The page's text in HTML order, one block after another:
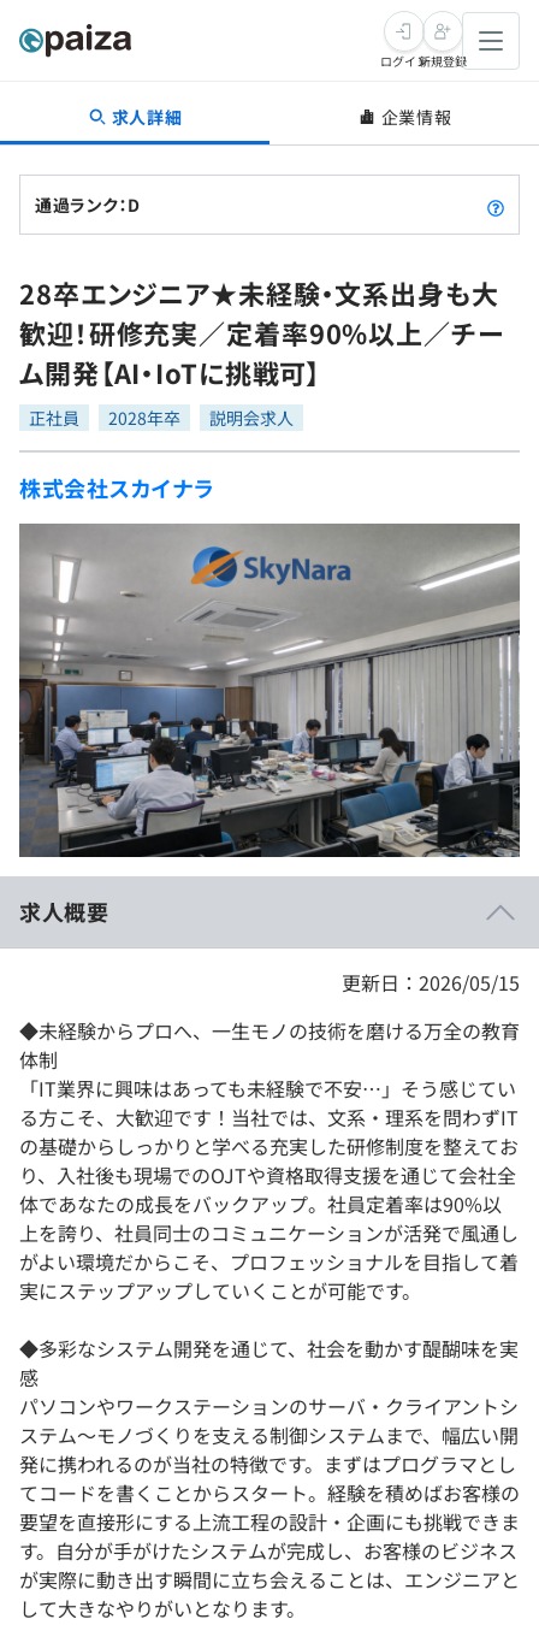
転職・キャリア
転職成功ガイド
転職エージェント
インタビュー
転職成功ガイド
新卒就活
求人検索
本選考
インターン
新卒エージェント
イベント・セミナー
インタビュー
就活成功ガイド
学習
問題集
4択課題
リファレンス
プラン
個人向けプラン
法人向けプラン
学校向けプラン
契約内容・クーポン
プログラミング言語
再チャレンジ結果一覧
ゲーム・マンガ
Tech Team Journal
paiza times
note
paizaとは？
ログイン新規登録
求人詳細 企業情報
通過ランク：D
28卒エンジニア★未経験・文系出身も大
歓迎！研修充実／定着率90%以上／チー
ム開発【AI・IoTに挑戦可】
正社員 2028年卒 説明会求人
株式会社スカイナラ
求人概要
更新日：2026/05/15
◆未経験からプロへ、一生モノの技術を磨ける万全の教育
体制
「IT業界に興味はあっても未経験で不安…」そう感じてい
る方こそ、大歓迎です！当社では、文系・理系を問わずIT
の基礎からしっかりと学べる充実した研修制度を整えてお
り、入社後も現場でのOJTや資格取得支援を通じて会社全
体であなたの成長をバックアップ。社員定着率は90%以
上を誇り、社員同士のコミュニケーションが活発で風通し
がよい環境だからこそ、プロフェッショナルを目指して着
実にステップアップしていくことが可能です。
◆多彩なシステム開発を通じて、社会を動かす醍醐味を実
感
パソコンやワークステーションのサーバ・クライアントシ
ステム〜モノづくりを支える制御システムまで、幅広い開
発に携われるのが当社の特徴です。まずはプログラマとし
てコードを書くことからスタート。経験を積めばお客様の
要望を直接形にする上流工程の設計・企画にも挑戦できま
す。自分が手がけたシステムが完成し、お客様のビジネス
が実際に動き出す瞬間に立ち会えることは、エンジニアと
して大きなやりがいとなります。